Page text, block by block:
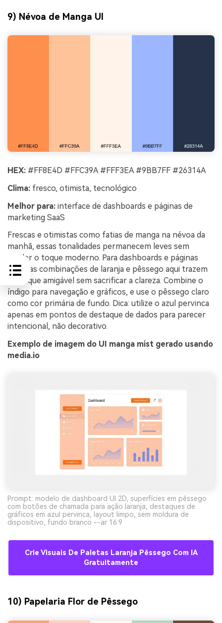
9) Névoa de Manga UI
HEX: #FF8E4D #FFC39A #FFF3EA #9BB7FF #26314A
Clima: fresco, otimista, tecnológico
Melhor para: interface de dashboards e páginas de
marketing SaaS
Frescas e otimistas como fatias de manga na névoa da
manhã, essas tonalidades permanecem leves sem
perder o toque moderno. Para dashboards e páginas
SaaS, as combinações de laranja e pêssego aqui trazem
destaque amigável sem sacrificar a clareza. Combine o
índigo para navegação e gráficos, e use o pêssego claro
como cor primária de fundo. Dica: utilize o azul pervinca
apenas em pontos de destaque de dados para parecer
intencional, não decorativo.
Exemplo de imagem do UI manga mist gerado usando
media.io
Prompt: modelo de dashboard UI 2D, superfícies em pêssego
com botões de chamada para ação laranja, destaques de
gráficos em azul pervinca, layout limpo, sem moldura de
dispositivo, fundo branco --ar 16:9
Crie Visuais De Paletas Laranja Pêssego Com IA
Gratuitamente
10) Papelaria Flor de Pêssego